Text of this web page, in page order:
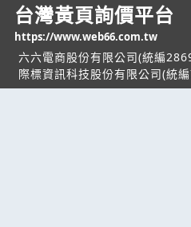
台灣黃頁詢價平台
https://www.web66.com.tw
六六電商股份有限公司(統編
際標資訊科技股份有限公司(統